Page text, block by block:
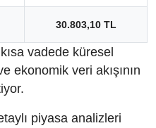
30.803,10 TL
vadede küresel
ekonomik veri akışının
piyasa analizleri